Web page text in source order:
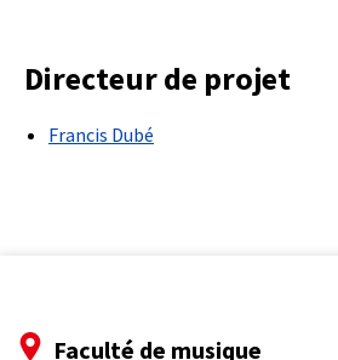
Directeur de projet
Francis Dubé
Faculté de musique